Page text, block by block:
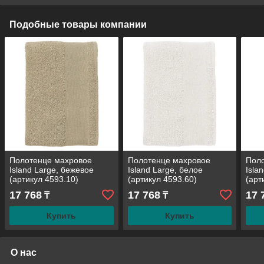
Подобные товары компании
Полотенце махровое
Island Large, бежевое
(артикул 4593.10)
17 768 ₸
Купить
Полотенце махровое
Island Large, белое
(артикул 4593.60)
17 768₸
Купить
17
О нас